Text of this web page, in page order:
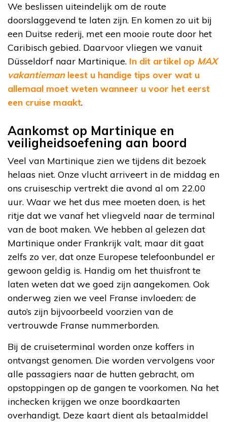
We beslissen uiteindelijk om de route
doorslaggevend te laten zijn. En komen zo uit bij
een Duitse rederij, met een mooie route door het
Caribisch gebied. Daarvoor vliegen we vanuit
Düsseldorf naar Martinique. In dit artikel op MAX
vakantiemanleest u handige tips over wat u
allemaal moet weten wanneer u voor het eerst
een cruise maakt.
Aankomst op Martinique en
veiligheidsoefening aan boord
Veel van Martinique zien we tijdens dit bezoek
helaas niet. Onze vlucht arriveert in de middag en
ons cruiseschip vertrekt die avond al om 22.00
uur. Waar we het dus mee moeten doen, is het
ritje dat we vanaf het vliegveld naar de terminal
van de boot maken. We hebben al gelezen dat
Martinique onder Frankrijk valt, maar dit gaat
zelfs zo ver, dat onze Europese telefoonbundel er
gewoon geldig is. Handig om het thuisfront te
laten weten dat we goed zijn aangekomen. Ook
onderweg zien we veel Franse invloeden: de
auto’s zijn bijvoorbeeld voorzien van de
vertrouwde Franse nummerborden.
Bij de cruiseterminal worden onze koffers in
ontvangst genomen. Die worden vervolgens voor
alle passagiers naar de hutten gebracht, om
opstoppingen op de gangen te voorkomen. Na het
inchecken krijgen we onze boordkaarten
overhandigt. Deze kaart dient als betaalmiddel